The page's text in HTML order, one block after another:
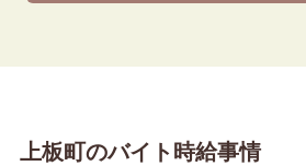
上板町のバイト時給事情